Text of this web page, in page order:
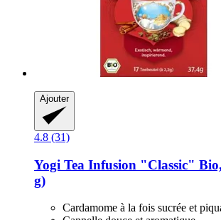
Ajouter
4.8 (31)
Yogi Tea Infusion "Classic" Bio,
g)
Cardamome à la fois sucrée et